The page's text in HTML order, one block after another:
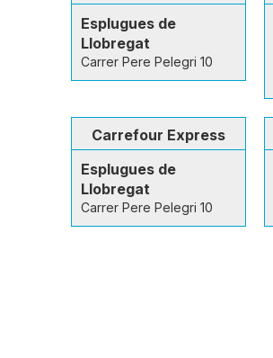
Esplugues de
Llobregat
Carrer Pere Pelegri 10
Carrefour Express
Esplugues de
Llobregat
Carrer Pere Pelegri 10